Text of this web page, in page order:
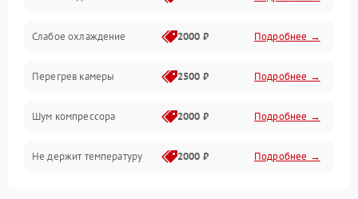
Слабое охлаждение 2000 ₽ Подробнее →
Перегрев камеры 2500 ₽ Подробнее →
Шум компрессора 2000 ₽ Подробнее →
Не держит температуру 2000 ₽ Подробнее →